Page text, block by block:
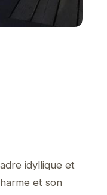
idyllique et
et son